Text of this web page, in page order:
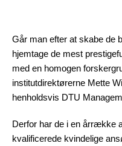
Går man efter at skabe de
hjemtage de mest
med en homogen
institutdirektørerne Mette
henholdsvis DTU
Derfor har de i en årrække
kvalificerede kvindelige